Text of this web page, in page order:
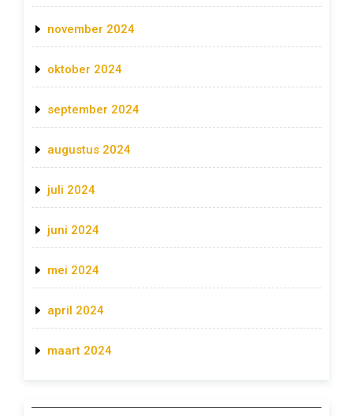
november 2024
oktober 2024
september 2024
augustus 2024
juli 2024
juni 2024
mei 2024
april 2024
maart 2024